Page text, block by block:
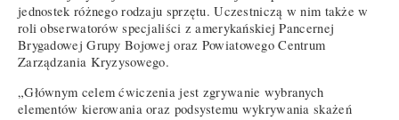
jednostek różnego rodzaju sprzętu. Uczestniczą w nim także w
roli obserwatorów specjaliści z amerykańskiej Pancernej
Brygadowej Grupy Bojowej oraz Powiatowego Centrum
Zarządzania Kryzysowego.
„Głównym celem ćwiczenia jest zgrywanie wybranych
elementów kierowania oraz podsystemu wykrywania skażeń